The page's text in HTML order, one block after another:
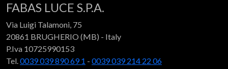
FABAS LUCE S.P.A.
Via Luigi Talamoni, 75
20861 BRUGHERIO (MB) - Italy
P.Iva 10725990153
Tel.0039 039 890 69 1 - 0039 039 214 22 06